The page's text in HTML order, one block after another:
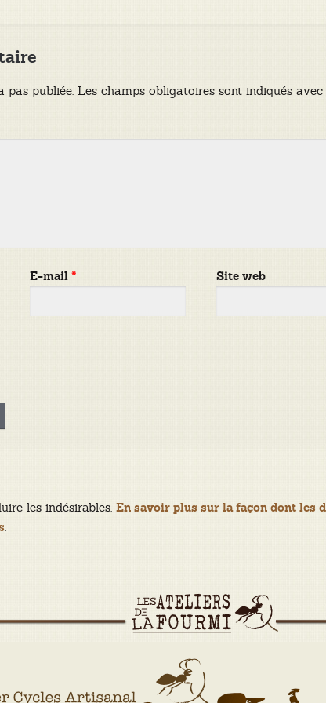
pas publiée. Les champs obligatoires sont indiqués
E-mail* Site web
les indésirables.En savoir plus sur la façon dont les
.